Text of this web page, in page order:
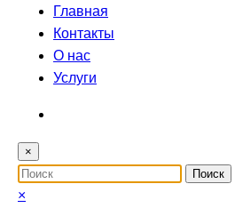
Главная
Контакты
О нас
Услуги
×
×